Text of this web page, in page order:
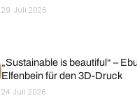
29. Juli 2026
„Sustainable is beautiful“ –
Elfenbein für den 3D-Druck
24. Juli 2026